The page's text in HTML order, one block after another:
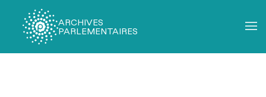
ARCHIVES
PARLEMENTAIRES